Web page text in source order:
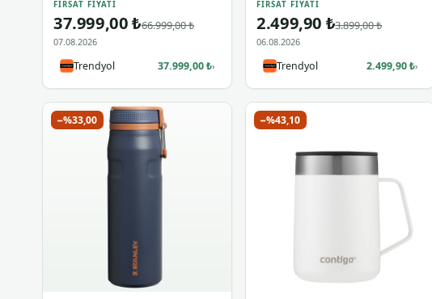
FIRSAT FIYATI
37.999,00 ₺66.999,00 ₺
07.08.2026
Trendyol 37.999,00 ₺›
FIRSAT FIYATI
2.499,90 ₺3.899,00 ₺
06.08.2026
Trendyol 2.499,90 ₺›
−%33,00 −%43,10